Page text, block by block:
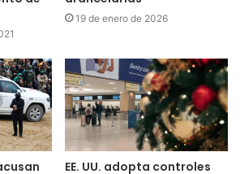
19 de enero de 2026
EE. UU. adopta controles